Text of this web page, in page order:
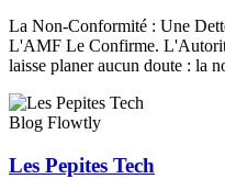
La Non-Conformité : Une
L'AMF Le Confirme.
laisse planer aucun doute : la
Blog Flowtly
Les Pepites Tech